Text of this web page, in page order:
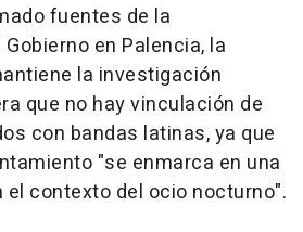
fuentes de la
en Palencia, la
la investigación
que no hay vinculación de
con bandas latinas, ya que
"se enmarca en una
contexto del ocio nocturno".